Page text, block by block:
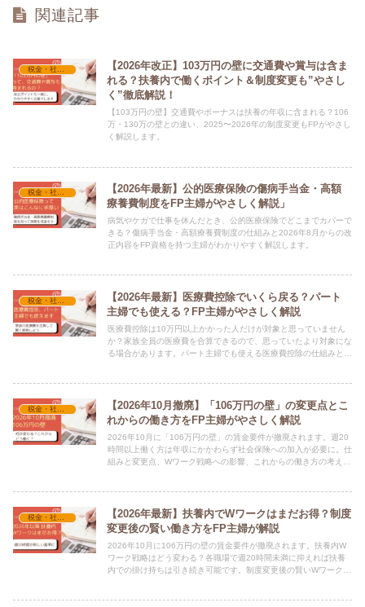
関連記事
税金・社会保険
【2026年改正】103万円の壁に交通費や賞与は含ま
れる？扶養内で働くポイント＆制度変更も”やさし
く”徹底解説！
【103万円の壁】交通費やボーナスは扶養の年収に含まれる？106
万・130万の壁との違い、2025〜2026年の制度変更もFPがやさし
く解説します。
税金・社会保険
【2026年最新】公的医療保険の傷病手当金・高額
療養費制度をFP主婦がやさしく解説」
病気やケガで仕事を休んだとき、公的医療保険でどこまでカバーで
きる？傷病手当金・高額療養費制度の仕組みと2026年8月からの改
正内容をFP資格を持つ主婦がわかりやすく解説します。
税金・社会保険
【2026年最新】医療費控除でいくら戻る？パート
主婦でも使える？FP主婦がやさしく解説
医療費控除は10万円以上かかった人だけが対象と思っていません
か？家族全員の医療費を合算できるので、思っていたより対象にな
る場合があります。パート主婦でも使える医療費控除の仕組みと申
税金・社会保険
【2026年10月撤廃】「106万円の壁」の変更点とこ
れからの働き方をFP主婦がやさしく解説
2026年10月に「106万円の壁」の賃金要件が撤廃されます。週20
時間以上働く方は年収にかかわらず社会保険への加入が必要に。仕
組みと変更点、Wワーク戦略への影響、これからの働き方の考え方
税金・社会保険
【2026年最新】扶養内でWワークはまだお得？制度
変更後の賢い働き方をFP主婦が解説
2026年10月に106万円の壁の賃金要件が撤廃されます。扶養内W
ワーク戦略はどう変わる？各職場で週20時間未満に抑えれば扶養
内での掛け持ちは引き続き可能です。制度変更後の賢いWワークの